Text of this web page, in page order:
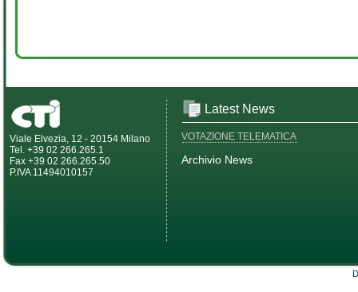
Viale Elvezia, 12 - 20154 Milano
Tel. +39 02 266.265.1
Fax +39 02 266.265.50
P.IVA 11494010157
Latest News
VOTAZIONE TELEMATICA
Archivio News